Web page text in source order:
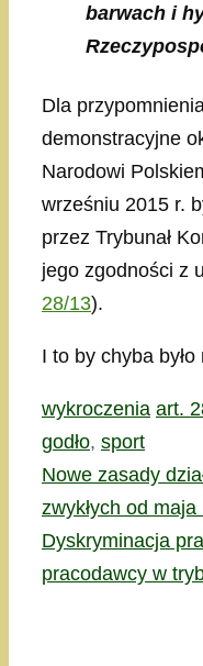
barwach i
Dla
demonstracyjne
Narodowi
wrześniu 2015 r.
przez Trybunał
jego zgodności z
28/13).
I to by chyba było
Kategorie
wykroczenia Tagi
art.
godło, sport
Nowe zasady
zwykłych od maja
Dyskryminacja
pracodawcy w